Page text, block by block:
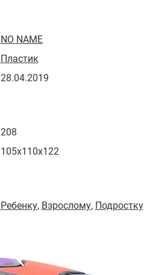
NO NAME
Пластик
28.04.2019
208
105x110x122
Ребенку, Взрослому, Подростку